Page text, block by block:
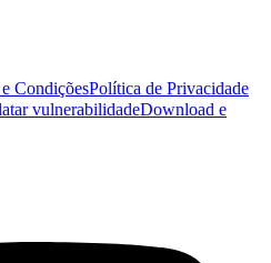
CondiçõesPolítica de Privacidade
vulnerabilidadeDownload e